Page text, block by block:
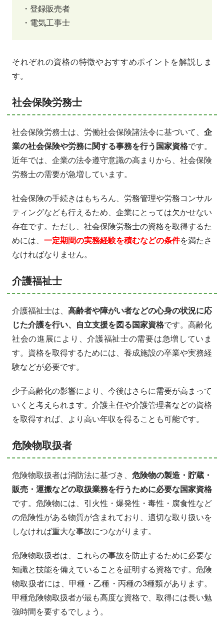
・登録販売者
・電気工事士
それぞれの資格の特徴やおすすめポイントを解説しま
す。
社会保険労務士
社会保険労務士は、労働社会保険諸法令に基づいて、 企
業の社会保険や労務に関する事務を行う国家資格です。
近年では、企業の法令遵守意識の高まりから、社会保険
労務士の需要が急増しています。
社会保険の手続きはもちろん、労務管理や労務コンサル
ティングなども行えるため、企業にとっては欠かせない
存在です。ただし、社会保険労務士の資格を取得するた
めには、 一定期間の実務経験を積むなどの条件を満たさ
なければなりません。
介護福祉士
介護福祉士は、 高齢者や障がい者などの心身の状況に応
じた介護を行い、自立支援を図る国家資格です。高齢化
社会の進展により、介護福祉士の需要は急増していま
す。資格を取得するためには、養成施設の卒業や実務経
験などが必要です。
少子高齢化の影響により、今後はさらに需要が高まって
いくと考えられます。介護主任や介護管理者などの資格
を取得すれば、より高い年収を得ることも可能です。
危険物取扱者
危険物取扱者は消防法に基づき、 危険物の製造・貯蔵・
販売・運搬などの取扱業務を行うために必要な国家資格
です。危険物には、引火性・爆発性・毒性・腐食性など
の危険性がある物質が含まれており、適切な取り扱いを
しなければ重大な事故につながります。
危険物取扱者は、これらの事故を防止するために必要な
知識と技能を備えていることを証明する資格です。危険
物取扱者には、甲種・乙種・丙種の3種類があります。
甲種危険物取扱者が最も高度な資格で、取得には長い勉
強時間を要するでしょう。